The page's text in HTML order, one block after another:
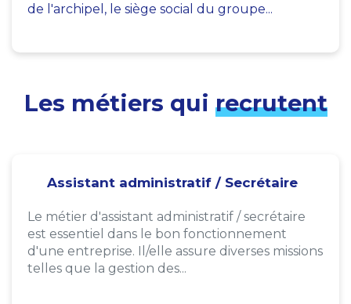
de l'archipel, le siège social du groupe...
Les métiers qui recrutent
Assistant administratif / Secrétaire
Le métier d'assistant administratif / secrétaire
est essentiel dans le bon fonctionnement
d'une entreprise. Il/elle assure diverses missions
telles que la gestion des...